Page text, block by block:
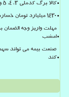
کالا برگ کدملی 3، 4، 5 و 6 شارژ شد
۱۴۳۰ میلیارد تومان خسارت به مالکان خودرو های لطمه دیده جنگ پرداخت گردید
امشب
صنعت بیمه می تواند
کند